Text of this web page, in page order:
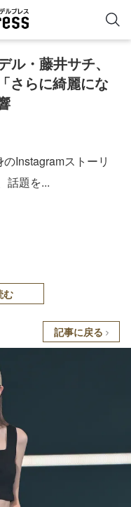
・藤井サチ、
さらに綺麗にな
Instagramストーリ
話題を...
む
記事に戻る